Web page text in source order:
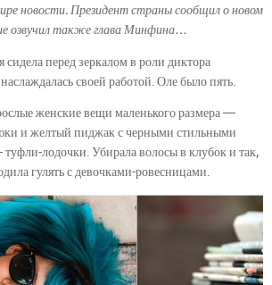
новости. Президент страны сообщил о новом
озвучил также глава Минфина…
сидела перед зеркалом в роли диктора
своей работой. Оле было пять.
женские вещи маленького размера —
и желтый пиджак с черными стильными
лодочки. Убирала волосы в клубок и так,
гулять с девочками-ровесницами.